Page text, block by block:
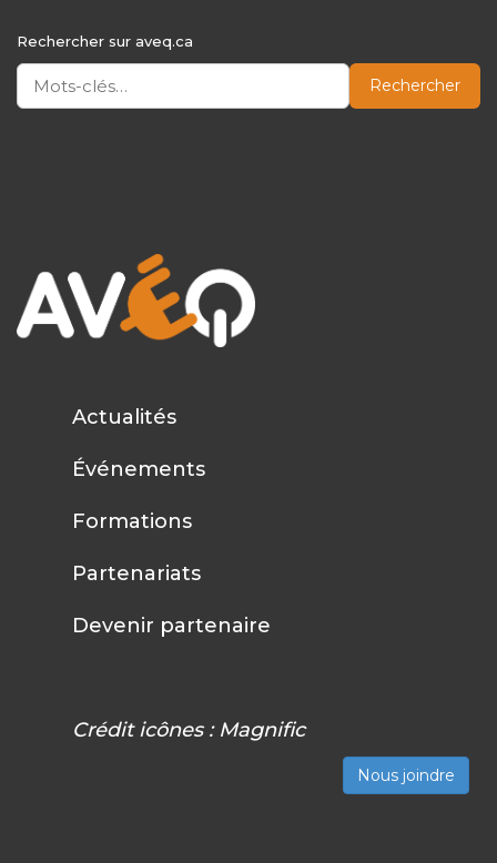
Rechercher sur aveq.ca
Rechercher
Actualités
Événements
Formations
Partenariats
Devenir partenaire
Crédit icônes : Magnific
Nous joindre